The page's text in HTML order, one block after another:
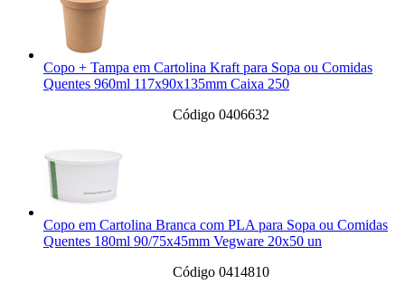
Copo + Tampa em Cartolina Kraft para Sopa ou Comidas
Quentes 960ml 117x90x135mm Caixa 250
Código 0406632
Copo em Cartolina Branca com PLA para Sopa ou Comidas
Quentes 180ml 90/75x45mm Vegware 20x50 un
Código 0414810